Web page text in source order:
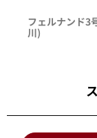
フェルナンド3
川)